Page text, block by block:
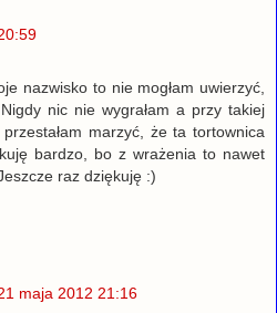
nazwisko to nie mogłam uwierzyć,
nic nie wygrałam a przy takiej
marzyć, że ta tortownica
bardzo, bo z wrażenia to nawet
raz dziękuję :)
maja 2012 21:16